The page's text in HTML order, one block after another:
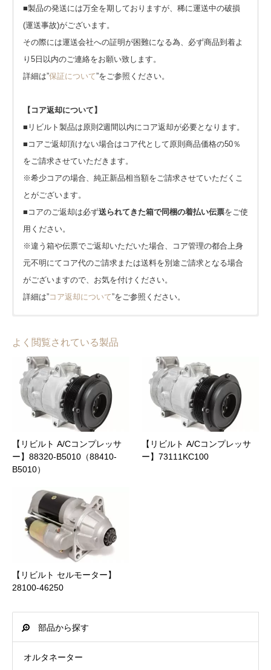
■製品の発送には万全を期しておりますが、稀に運送中の破損
(運送事故)がございます。
その際には運送会社への証明が困難になる為、必ず商品到着よ
り5日以内のご連絡をお願い致します。
詳細は”保証について”をご参照ください。
【コア返却について】
■リビルト製品は原則2週間以内にコア返却が必要となります。
■コアご返却頂けない場合はコア代として原則商品価格の50％
をご請求させていただきます。
※希少コアの場合、純正新品相当額をご請求させていただくこ
とがございます。
■コアのご返却は必ず送られてきた箱で同梱の着払い伝票をご使
用ください。
※違う箱や伝票でご返却いただいた場合、コア管理の都合上身
元不明にてコア代のご請求または送料を別途ご請求となる場合
がございますので、お気を付けください。
詳細は”コア返却について”をご参照ください。
クレジット
代金引換(宅急便コレクト)
～ 9,999 円
10,000 円 ～ 29,999 円
30,000 円 ～ 49,999 円
銀行振込
ビジネス営業部支店(店番:005)
普通口座 1316532
NP後払い(コンビニ・郵便局・銀行)
商品合計価格(送料含む)
10,000 円 ～ 19,999 円
20,000 円 ～ 39,999 円
詳細は”支払いについて”をご参照ください。
■北海道、沖縄、離島は1,650円、その他は全国一律0円となりま
す。
地域 送料(税込) 到着日数(目安)
北海道 1,650 円
東北 0 円
関東
中部 0 円
近畿 0 円
0 円
四国
は一部半年または10,000kmとなります。)
【キャンペーン期間中】当店公式オンラインショップでのご購
入に限り保証期間が２倍!!
保証内容、適用外となるケースについてなど、詳細は”保証につ
いて ”をご参照ください。
よく閲覧されている製品
【リビルト A/Cコンプレッサ
ー】88320-B5010（88410-
B5010）
【リビルト A/Cコンプレッサ
ー】73111KC100
【リビルト セルモーター】
28100-46250
部品から探す
オルタネーター